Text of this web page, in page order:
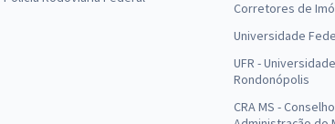
Corretores de
Universidade
UFR -
Rondonópolis
CRA MS -